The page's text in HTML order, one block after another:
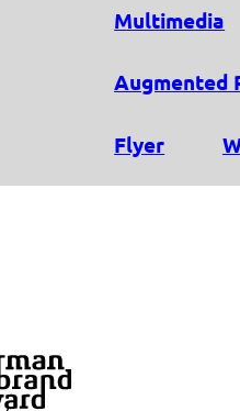
Multimedia
Augmented
Flyer